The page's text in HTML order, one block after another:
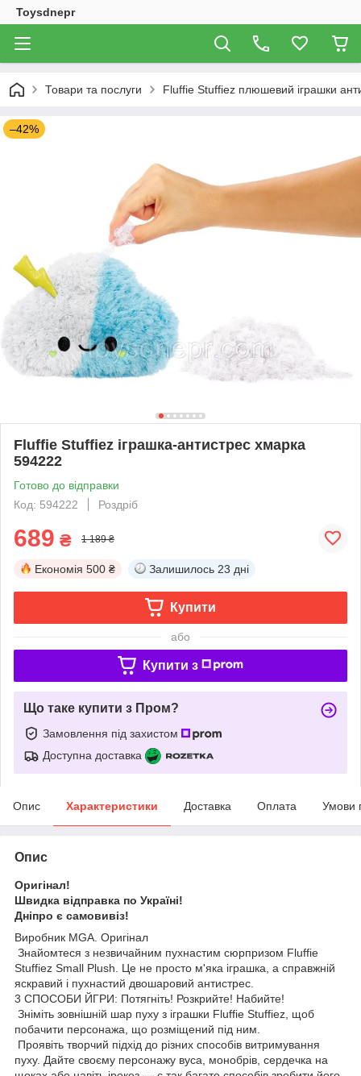
Toysdnepr
Товари та послуги Fluffie Stuffiez плюшевий іграшки
–42%
Fluffie Stuffiez іграшка-антистрес хмарка
594222
Готово до відправки
Код: 594222
Роздріб
689 ₴ 1 189 ₴
Економія 500 ₴ Залишилось 23 дні
Купити
або
Купити з
Що таке купити з Пром?
Замовлення під захистом
Доступна доставка
Опис Характеристики Доставка Оплата Умови
Опис
Оригінал!
Швидка відправка по Україні!
Дніпро є самовивіз!
Виробник MGA. Оригінал
Знайомтеся з незвичайним пухнастим сюрпризом Fluffie
Stuffiez Small Plush. Це не просто м'яка іграшка, а справжній
яскравий і пухнастий двошаровий антистрес.
3 СПОСОБИ ЙГРИ: Потягніть! Розкрийте! Набийте!
Зніміть зовнішній шар пуху з іграшки Fluffie Stuffiez, щоб
побачити персонажа, що розміщений під ним.
Проявіть творчий підхід до різних способів витримування
пуху. Дайте своєму персонажу вуса, монобрів, сердечка на